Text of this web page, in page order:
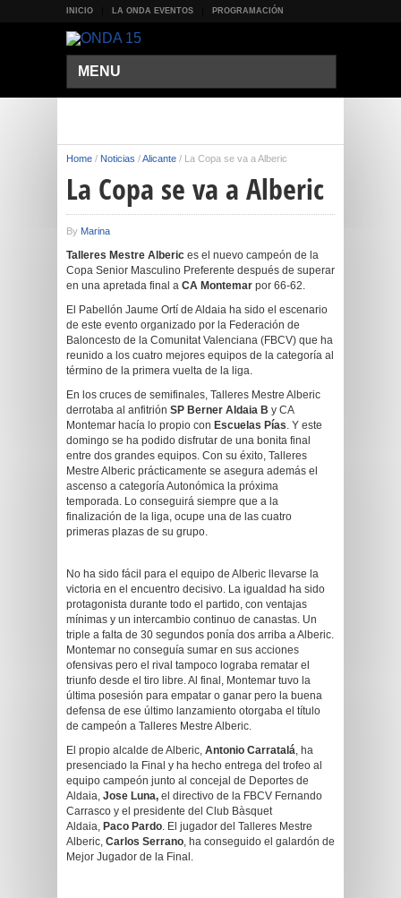
INICIO LA ONDA EVENTOS PROGRAMACIÓN
MENU
Home / Noticias /Alicante / La Copa se va a Alberic
La Copa se va a Alberic
By Marina
Talleres Mestre Alberic es el nuevo campeón de la
Copa Senior Masculino Preferente después de superar
en una apretada final a CA Montemar por 66-62.
El Pabellón Jaume Ortí de Aldaia ha sido el escenario
de este evento organizado por la Federación de
Baloncesto de la Comunitat Valenciana (FBCV) que ha
reunido a los cuatro mejores equipos de la categoría al
término de la primera vuelta de la liga.
En los cruces de semifinales, Talleres Mestre Alberic
derrotaba al anfitrión SP Berner Aldaia B y CA
Montemar hacía lo propio con Escuelas Pías. Y este
domingo se ha podido disfrutar de una bonita final
entre dos grandes equipos. Con su éxito, Talleres
Mestre Alberic prácticamente se asegura además el
ascenso a categoría Autonómica la próxima
temporada. Lo conseguirá siempre que a la
finalización de la liga, ocupe una de las cuatro
primeras plazas de su grupo.
No ha sido fácil para el equipo de Alberic llevarse la
victoria en el encuentro decisivo. La igualdad ha sido
protagonista durante todo el partido, con ventajas
mínimas y un intercambio continuo de canastas. Un
triple a falta de 30 segundos ponía dos arriba a Alberic.
Montemar no conseguía sumar en sus acciones
ofensivas pero el rival tampoco lograba rematar el
triunfo desde el tiro libre. Al final, Montemar tuvo la
última posesión para empatar o ganar pero la buena
defensa de ese último lanzamiento otorgaba el título
de campeón a Talleres Mestre Alberic.
El propio alcalde de Alberic, Antonio Carratalá, ha
presenciado la Final y ha hecho entrega del trofeo al
equipo campeón junto al concejal de Deportes de
Aldaia, Jose Luna, el directivo de la FBCV Fernando
Carrasco y el presidente del Club Bàsquet
Aldaia, Paco Pardo. El jugador del Talleres Mestre
Alberic, Carlos Serrano, ha conseguido el galardón de
Mejor Jugador de la Final.